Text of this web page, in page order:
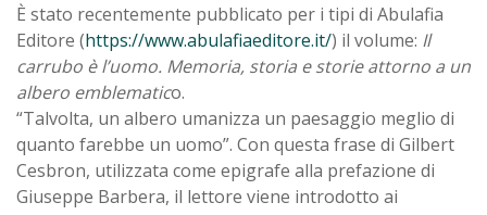
È stato recentemente pubblicato per i tipi di Abulafia
Editore (https://www.abulafiaeditore.it/) il volume: Il
carrubo è l’uomo. Memoria, storia e storie attorno a un
albero emblematico.
“Talvolta, un albero umanizza un paesaggio meglio di
quanto farebbe un uomo”. Con questa frase di Gilbert
Cesbron, utilizzata come epigrafe alla prefazione di
Giuseppe Barbera, il lettore viene introdotto ai